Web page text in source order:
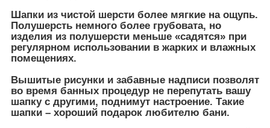
Шапки из чистой шерсти более мягкие на ощупь.
Полушерсть немного более грубовата, но
изделия из полушерсти меньше «садятся» при
регулярном использовании в жарких и влажных
помещениях.
Вышитые рисунки и забавные надписи позволят
во время банных процедур не перепутать вашу
шапку с другими, поднимут настроение. Такие
шапки – хороший подарок любителю бани.